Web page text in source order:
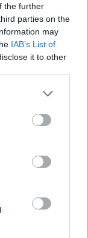
the further
parties on the
may
IAB’s List of
it to other